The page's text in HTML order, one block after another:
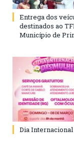
Entrega dos
destinados ao
Município de
Dia